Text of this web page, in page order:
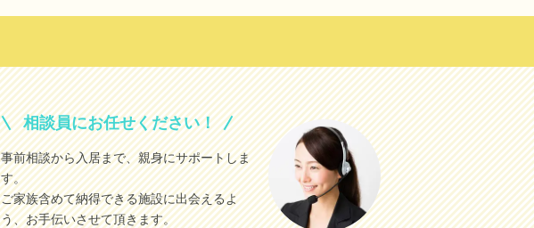
相談員にお任せください！
事前相談から入居まで、親身にサポートしま
す。
ご家族含めて納得できる施設に出会えるよ
う、お手伝いさせて頂きます。